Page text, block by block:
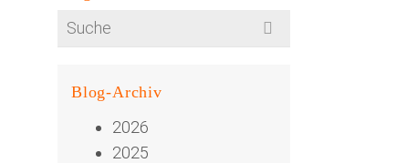
Search
for:
Blog-Archiv
2026
2025